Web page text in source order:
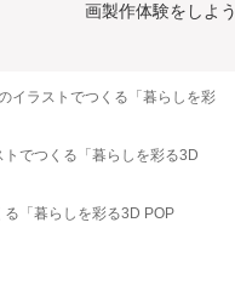
画製作体験をしよ
イラストでつくる「暮らしを彩
でつくる「暮らしを彩る3D
「暮らしを彩る3D POP